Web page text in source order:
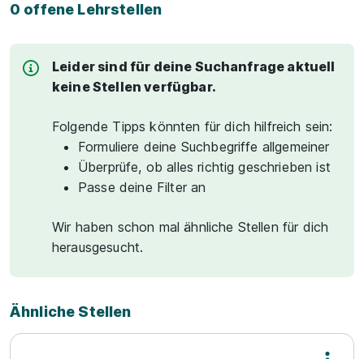
0 offene Lehrstellen
Leider sind für deine Suchanfrage aktuell
keine Stellen verfügbar.
Folgende Tipps könnten für dich hilfreich sein:
Formuliere deine Suchbegriffe allgemeiner
Überprüfe, ob alles richtig geschrieben ist
Passe deine Filter an
Wir haben schon mal ähnliche Stellen für dich
herausgesucht.
Ähnliche Stellen